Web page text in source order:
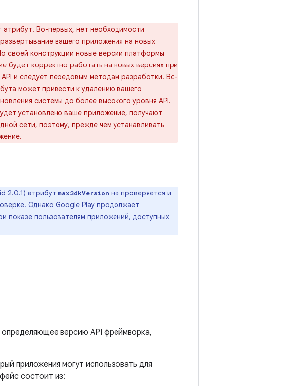
атрибут. Во-первых, нет необходимости
вашего приложения на новых
своей конструкции новые версии платформы
корректно работать на новых версиях при
и следует передовым методам разработки. Во-
может привести к удалению вашего
системы до более высокого уровня API.
установлено ваше приложение, получают
сети, поэтому, прежде чем устанавливать
2.0.1) атрибут maxSdkVersion не проверяется и
Однако Google Play продолжает
показе пользователям приложений, доступных
определяющее версию API фреймворка,
приложения могут использовать для
состоит из: